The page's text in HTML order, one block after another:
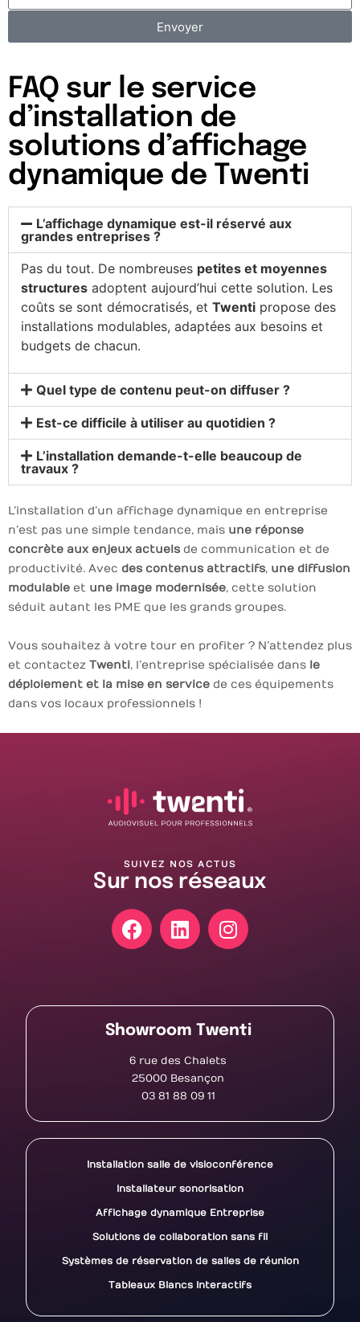
Envoyer
FAQ sur le service
d’installation de
solutions d’affichage
dynamique de Twenti
L’affichage dynamique est-il réservé aux
grandes entreprises ?
Pas du tout. De nombreuses petites et moyennes
structures adoptent aujourd’hui cette solution. Les
coûts se sont démocratisés, et Twenti propose des
installations modulables, adaptées aux besoins et
budgets de chacun.
Quel type de contenu peut-on diffuser ?
Est-ce difficile à utiliser au quotidien ?
L’installation demande-t-elle beaucoup de
travaux ?
L’installation d’un affichage dynamique en entreprise
n’est pas une simple tendance, mais une réponse
concrète aux enjeux actuels de communication et de
productivité. Avec des contenus attractifs, une diffusion
modulable et une image modernisée, cette solution
séduit autant les PME que les grands groupes.
Vous souhaitez à votre tour en profiter ? N’attendez plus
et contactez Twenti, l’entreprise spécialisée dans le
déploiement et la mise en service de ces équipements
dans vos locaux professionnels !
SUIVEZ NOS ACTUS
Sur nos réseaux
Showroom Twenti
6 rue des Chalets
25000 Besançon
03 81 88 09 11
Installation salle de visioconférence
Installateur sonorisation
Affichage dynamique Entreprise
Solutions de collaboration sans fil
Systèmes de réservation de salles de réunion
Tableaux Blancs Interactifs